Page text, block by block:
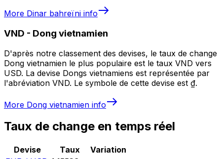
More Dinar bahreïni info
VND - Dong vietnamien
D'après notre classement des devises, le taux de change
Dong vietnamien le plus populaire est le taux VND vers
USD. La devise Dongs vietnamiens est représentée par
l'abréviation VND. Le symbole de cette devise est ₫.
More Dong vietnamien info
Taux de change en temps réel
Devise Taux
Variation